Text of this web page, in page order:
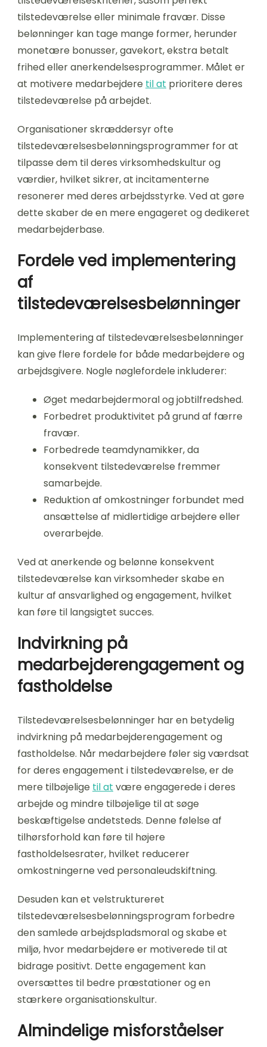
tilstedeværelse eller minimale fravær. Disse
belønninger kan tage mange former, herunder
monetære bonusser, gavekort, ekstra betalt
frihed eller anerkendelsesprogrammer. Målet er
at motivere medarbejdere til at prioritere deres
tilstedeværelse på arbejdet.
Organisationer skræddersyr ofte
tilstedeværelsesbelønningsprogrammer for at
tilpasse dem til deres virksomhedskultur og
værdier, hvilket sikrer, at incitamenterne
resonerer med deres arbejdsstyrke. Ved at gøre
dette skaber de en mere engageret og dedikeret
medarbejderbase.
Fordele ved implementering
af
tilstedeværelsesbelønninger
Implementering af tilstedeværelsesbelønninger
kan give flere fordele for både medarbejdere og
arbejdsgivere. Nogle nøglefordele inkluderer:
Øget medarbejdermoral og jobtilfredshed.
Forbedret produktivitet på grund af færre
fravær.
Forbedrede teamdynamikker, da
konsekvent tilstedeværelse fremmer
samarbejde.
Reduktion af omkostninger forbundet med
ansættelse af midlertidige arbejdere eller
overarbejde.
Ved at anerkende og belønne konsekvent
tilstedeværelse kan virksomheder skabe en
kultur af ansvarlighed og engagement, hvilket
kan føre til langsigtet succes.
Indvirkning på
medarbejderengagement og
fastholdelse
Tilstedeværelsesbelønninger har en betydelig
indvirkning på medarbejderengagement og
fastholdelse. Når medarbejdere føler sig værdsat
for deres engagement i tilstedeværelse, er de
mere tilbøjelige til at være engagerede i deres
arbejde og mindre tilbøjelige til at søge
beskæftigelse andetsteds. Denne følelse af
tilhørsforhold kan føre til højere
fastholdelsesrater, hvilket reducerer
omkostningerne ved personaleudskiftning.
Desuden kan et velstruktureret
tilstedeværelsesbelønningsprogram forbedre
den samlede arbejdspladsmoral og skabe et
miljø, hvor medarbejdere er motiverede til at
bidrage positivt. Dette engagement kan
oversættes til bedre præstationer og en
stærkere organisationskultur.
Almindelige misforståelser